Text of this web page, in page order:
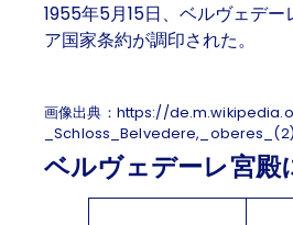
1955年5月15日、ベルヴェデー
ア国家条約が調印された。
画像出典：https://
ベルヴェデーレ宮殿